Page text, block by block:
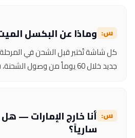
وماذا عن البكسل
جديد خلال 60 يوماً من وصول الشحنة، فالاستبدال مشمول.
أنا خارج الإمارات —
سارياً؟